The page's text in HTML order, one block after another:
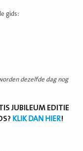
gids:
dezelfde dag nog
JUBILEUM EDITIE
KLIK DAN HIER!